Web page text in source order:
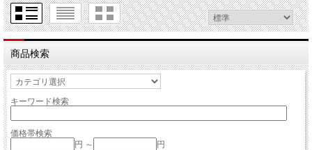
商品検索
キーワード検索
価格帯検索
円 ～
円